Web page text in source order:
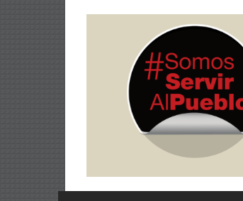
serviralpueblo.org
#SomosServirAlPueblo